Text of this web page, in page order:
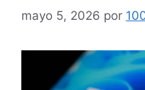
mayo 5, 2026 por